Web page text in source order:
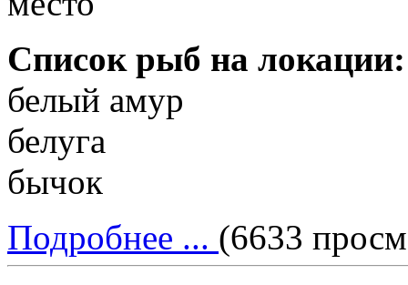
Список рыб на локации:
белый амур
белуга
бычок
Подробнее ... (6633